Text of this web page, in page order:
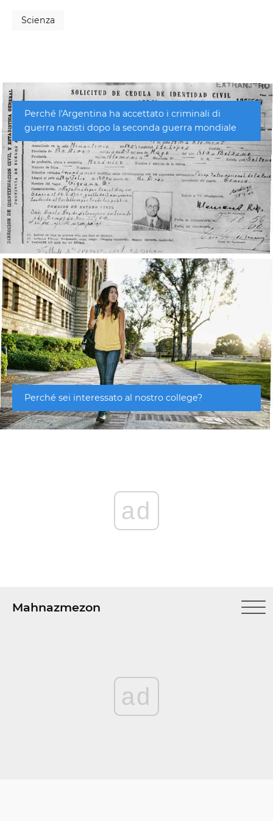
Scienza
Perché l'Argentina ha accettato i criminali di
guerra nazisti dopo la seconda guerra mondiale
Perché sei interessato al nostro college?
ad
Mahnazmezon
ad